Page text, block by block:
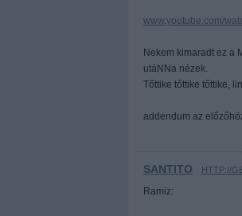
www.youtube.com/
Nekem kimaradt ez a
utáNNa nézek.
Tőttike tőttike tőttike,
addendum az
SANTITO HTTP://
Ramiz: